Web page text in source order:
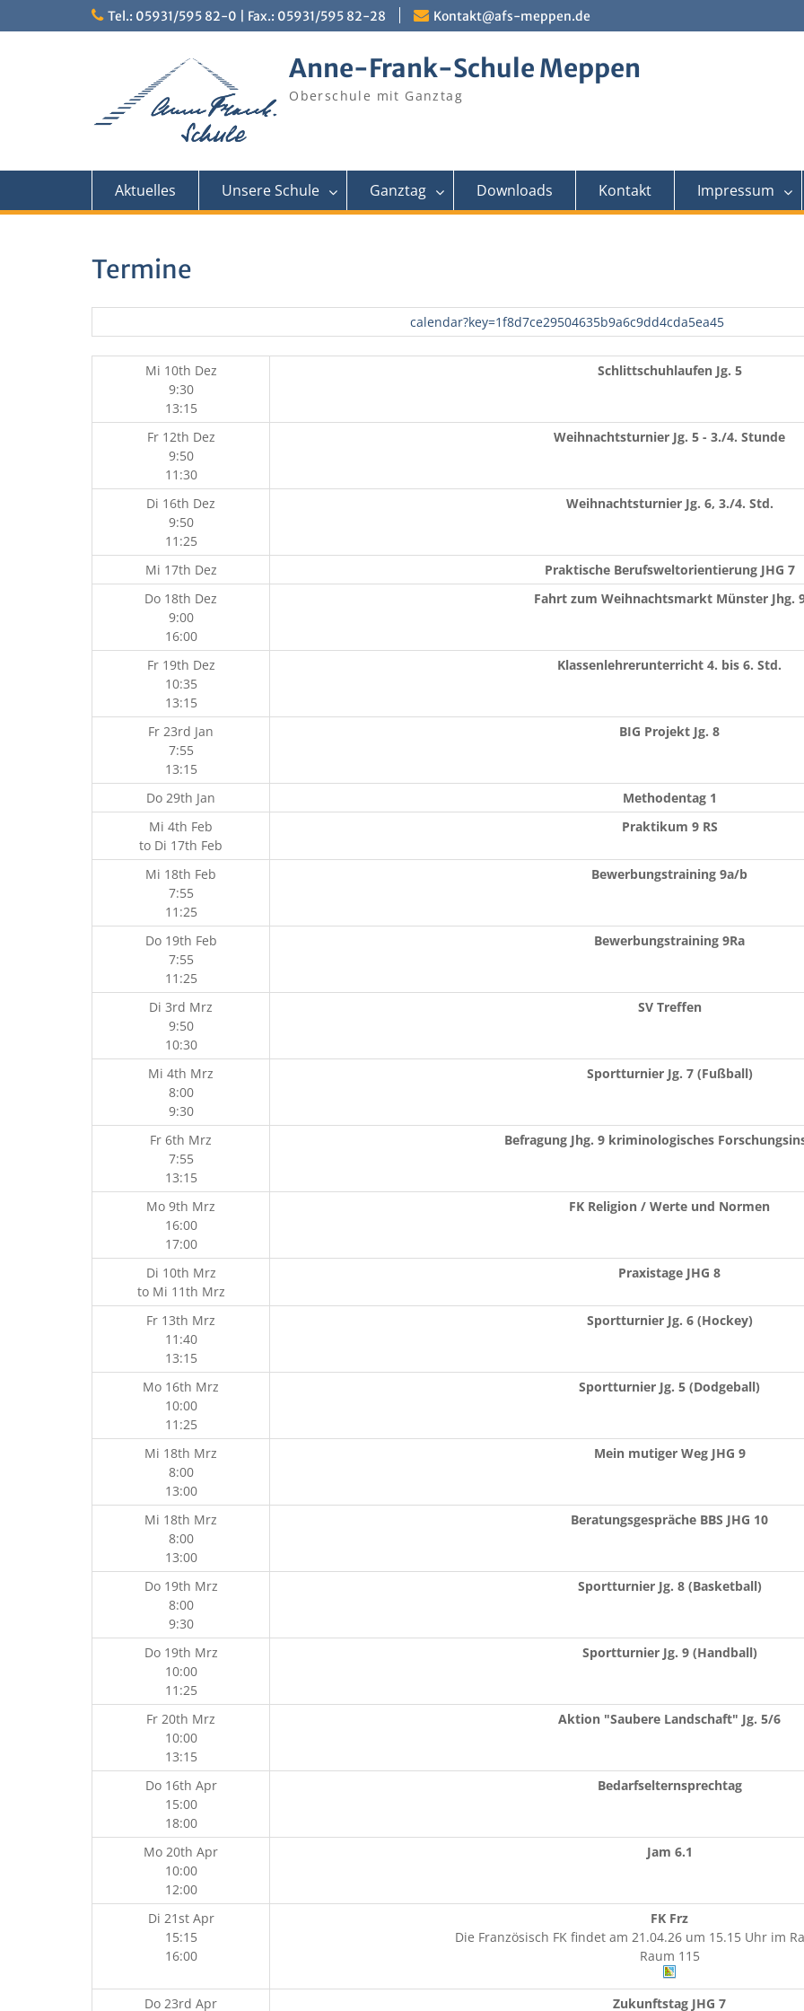
to
Tel.: 05931/595 82-0 | Fax.: 05931/595 82-28 Kontakt@afs-meppen.de
Anne-Frank-Schule Meppen
Oberschule mit Ganztag
Aktuelles Unsere Schule Ganztag Downloads Kontakt Impressum
Termine
calendar?key=1f8d7ce29504635b9a6c9dd4cda5ea45
Mi 10th Dez
9:30
13:15
Schlittschuhlaufen Jg. 5
Fr 12th Dez
9:50
11:30
Weihnachtsturnier Jg. 5 - 3./4. Stunde
Di 16th Dez
9:50
11:25
Weihnachtsturnier Jg. 6, 3./4. Std.
Mi 17th Dez
Praktische Berufsweltorientierung JHG 7
Do 18th Dez
9:00
16:00
Fahrt zum Weihnachtsmarkt Münster Jhg.
Fr 19th Dez
10:35
13:15
Klassenlehrerunterricht 4. bis 6. Std.
Fr 23rd Jan
7:55
13:15
BIG Projekt Jg. 8
Do 29th Jan
Methodentag 1
Mi 4th Feb
to Di 17th Feb
Praktikum 9 RS
Mi 18th Feb
7:55
11:25
Bewerbungstraining 9a/b
Do 19th Feb
7:55
11:25
Bewerbungstraining 9Ra
Di 3rd Mrz
9:50
10:30
SV Treffen
Mi 4th Mrz
8:00
9:30
Sportturnier Jg. 7 (Fußball)
Fr 6th Mrz
7:55
13:15
Befragung Jhg. 9 kriminologisches
Mo 9th Mrz
16:00
17:00
FK Religion / Werte und Normen
Di 10th Mrz
to Mi 11th Mrz
Praxistage JHG 8
Fr 13th Mrz
11:40
13:15
Sportturnier Jg. 6 (Hockey)
Mo 16th Mrz
10:00
11:25
Sportturnier Jg. 5 (Dodgeball)
Mi 18th Mrz
8:00
13:00
Mein mutiger Weg JHG 9
Mi 18th Mrz
8:00
13:00
Beratungsgespräche BBS JHG 10
Do 19th Mrz
8:00
9:30
Sportturnier Jg. 8 (Basketball)
Do 19th Mrz
10:00
11:25
Sportturnier Jg. 9 (Handball)
Fr 20th Mrz
10:00
13:15
Aktion "Saubere Landschaft" Jg. 5/6
Do 16th Apr
15:00
18:00
Bedarfselternsprechtag
Mo 20th Apr
10:00
12:00
Jam 6.1
Di 21st Apr
15:15
16:00
FK Frz
Die Französisch FK findet am 21.04.26 um 15.15 Uhr im
Raum 115
Do 23rd Apr Zukunftstag JHG 7